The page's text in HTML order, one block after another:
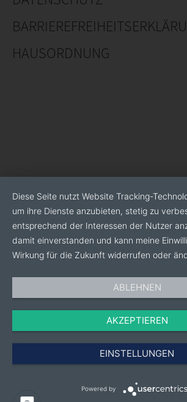
HAUSORDNUNG
Diese Seite nutzt Website Tracking-
um ihre Dienste anzubieten, stetig zu
entsprechend der Interessen der Nutzer
damit einverstanden und kann meine
Wirkung für die Zukunft widerrufen oder
ABLEHNEN
AKZEPTIEREN
EINSTELLUNGEN
Powered by